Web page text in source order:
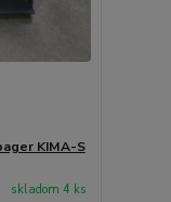
KIMA-S
skladom 4 ks